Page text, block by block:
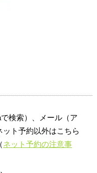
検索）、メール（ア
ト予約以外はこちら
ネット予約の注意事